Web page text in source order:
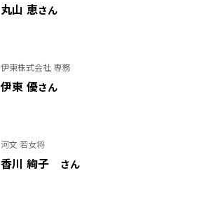
丸山 恵さん
伊東株式会社 専務
伊東 優さん
河文 若女将
香川 絢子 さん